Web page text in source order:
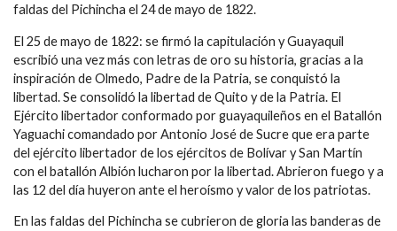
faldas del Pichincha el 24 de mayo de 1822.
El 25 de mayo de 1822: se firmó la capitulación y Guayaquil
escribió una vez más con letras de oro su historia, gracias a la
inspiración de Olmedo, Padre de la Patria, se conquistó la
libertad. Se consolidó la libertad de Quito y de la Patria. El
Ejército libertador conformado por guayaquileños en el Batallón
Yaguachi comandado por Antonio José de Sucre que era parte
del ejército libertador de los ejércitos de Bolívar y San Martín
con el batallón Albión lucharon por la libertad. Abrieron fuego y a
las 12 del día huyeron ante el heroísmo y valor de los patriotas.
En las faldas del Pichincha se cubrieron de gloria las banderas de